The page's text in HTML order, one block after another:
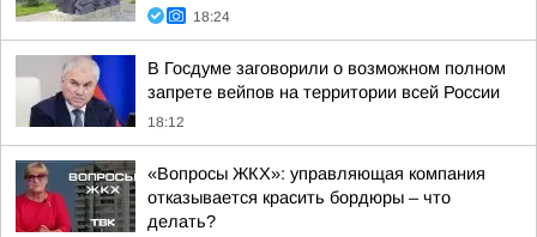
18:24
В Госдуме заговорили о возможном полном
запрете вейпов на территории всей России
18:12
«Вопросы ЖКХ»: управляющая компания
отказывается красить бордюры – что
делать?